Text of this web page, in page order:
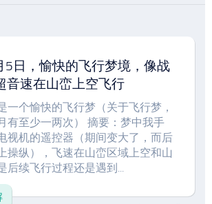
5日，愉快的飞行梦境，像战
音速在山峦上空飞行
一个愉快的飞行梦（关于飞行梦，
有至少一两次） 摘要：梦中我手
视机的遥控器（期间变大了，而后
操纵），飞速在山峦区域上空和山
后续飞行过程还是遇到...